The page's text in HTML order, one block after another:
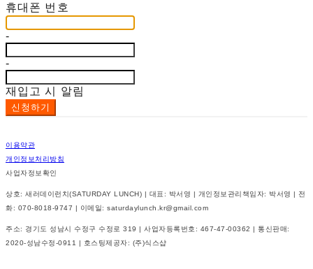
휴대폰 번호
-
-
재입고 시 알림
신청하기
이용약관
개인정보처리방침
사업자정보확인
상호: 새러데이런치(SATURDAY LUNCH) | 대표: 박서영 | 개인정보관리책임자: 박서영 | 전
화: 070-8018-9747 | 이메일: saturdaylunch.kr@gmail.com
주소: 경기도 성남시 수정구 수정로 319 | 사업자등록번호: 467-47-00362 | 통신판매:
2020-성남수정-0911
| 호스팅제공자: (주)식스샵